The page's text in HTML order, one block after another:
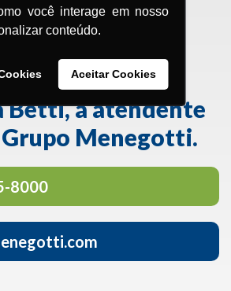
você interage em nosso
conteúdo.
Aceitar Cookies
Betti, a atendente
Menegotti.
8000